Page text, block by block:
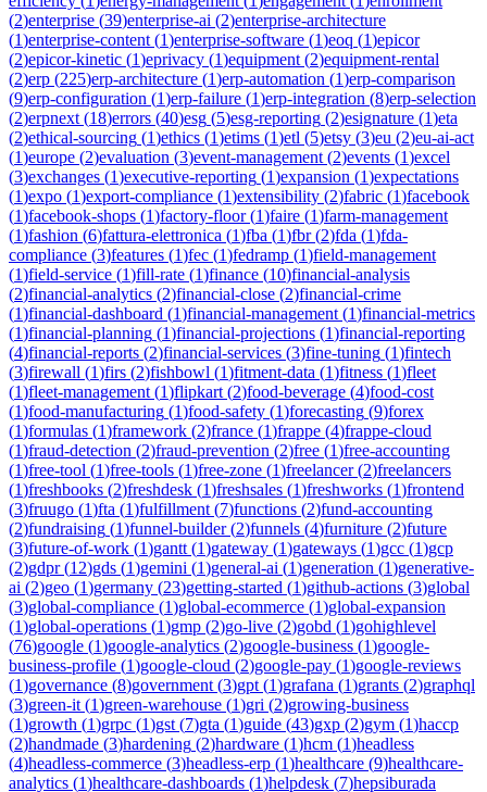
(2)enterprise (39)enterprise-ai (2)enterprise-architecture
(1)enterprise-content (1)enterprise-software (1)eoq (1)epicor
(2)epicor-kinetic (1)eprivacy (1)equipment (2)equipment-rental
(2)erp (225)erp-architecture (1)erp-automation (1)erp-comparison
(9)erp-configuration (1)erp-failure (1)erp-integration (8)erp-selection
(2)erpnext (18)errors (40)esg (5)esg-reporting (2)esignature (1)eta
(2)ethical-sourcing (1)ethics (1)etims (1)etl (5)etsy (3)eu (2)eu-ai-act
(1)europe (2)evaluation (3)event-management (2)events (1)excel
(3)exchanges (1)executive-reporting (1)expansion (1)expectations
(1)expo (1)export-compliance (1)extensibility (2)fabric (1)facebook
(1)facebook-shops (1)factory-floor(1)faire (1)farm-management
(1)fashion (6)fattura-elettronica (1)fba (1)fbr(2)fda (1)fda-
compliance (3)features (1)fec (1)fedramp (1)field-management
(1)field-service (1)fill-rate (1)finance (10)financial-analysis
(2)financial-analytics (2)financial-close (2)financial-crime
(1)financial-dashboard (1)financial-management (1)financial-metrics
(1)financial-planning (1)financial-projections (1)financial-reporting
(4)financial-reports (2)financial-services (3)fine-tuning (1)fintech
(3)firewall (1)firs (2)fishbowl (1)fitment-data (1)fitness (1)fleet
(1)fleet-management (1)flipkart (2)food-beverage (4)food-cost
(1)food-manufacturing (1)food-safety (1)forecasting (9)forex
(1)formulas (1)framework (2)france (1)frappe (4)frappe-cloud
(1)fraud-detection (2)fraud-prevention (2)free (1)free-accounting
(1)free-tool (1)free-tools (1)free-zone (1)freelancer(2)freelancers
(1)freshbooks (2)freshdesk (1)freshsales (1)freshworks (1)frontend
(3)fruugo (1)fta (1)fulfillment (7)functions (2)fund-accounting
(2)fundraising (1)funnel-builder(2)funnels (4)furniture (2)future
(3)future-of-work (1)gantt (1)gateway (1)gateways (1)gcc (1)gcp
(2)gdpr(12)gds (1)gemini (1)general-ai (1)generation (1)generative-
ai (2)geo (1)germany (23)getting-started (1)github-actions (3)global
(3)global-compliance (1)global-ecommerce (1)global-expansion
(1)global-operations (1)gmp (2)go-live (2)gobd (1)gohighlevel
(76)google (1)google-analytics (2)google-business (1)google-
business-profile (1)google-cloud (2)google-pay (1)google-reviews
(1)governance (8)government (3)gpt (1)grafana (1)grants (2)graphql
(3)green-it (1)green-warehouse (1)gri (2)growing-business
(1)growth (1)grpc (1)gst (7)gta (1)guide (43)gxp (2)gym (1)haccp
(2)handmade (3)hardening (2)hardware (1)hcm (1)headless
(4)headless-commerce (3)headless-erp (1)healthcare (9)healthcare-
analytics (1)healthcare-dashboards (1)helpdesk (7)hepsiburada